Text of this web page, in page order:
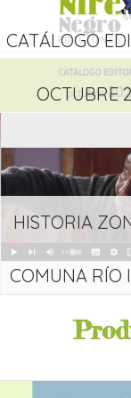
CATÁLOGO
OCTUBRE
HISTORIA
COMUNA RÍO